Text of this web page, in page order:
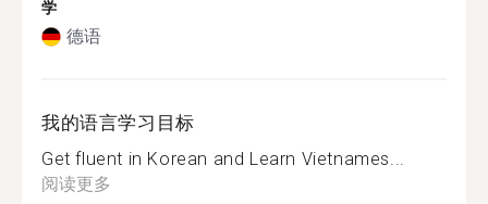
学
德语
我的语言学习目标
Get fluent in Korean and Learn Vietnames...
阅读更多